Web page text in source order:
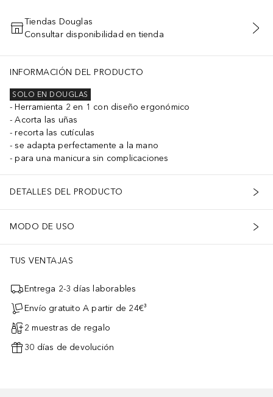
AÑADIR AL CARRITO
Tiendas Douglas
Consultar disponibilidad en tienda
INFORMACIÓN DEL PRODUCTO
SOLO EN DOUGLAS
Herramienta 2 en 1 con diseño ergonómico
Acorta las uñas
recorta las cutículas
se adapta perfectamente a la mano
para una manicura sin complicaciones
DETALLES DEL PRODUCTO
MODO DE USO
TUS VENTAJAS
Entrega 2-3 días laborables
Envío gratuito A partir de 24€³
2 muestras de regalo
30 días de devolución